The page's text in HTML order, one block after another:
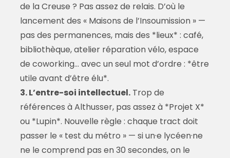
de la Creuse ? Pas assez de relais. D’où le
lancement des « Maisons de l’Insoumission » —
pas des permanences, mais des *lieux* : café,
bibliothèque, atelier réparation vélo, espace
de coworking… avec un seul mot d’ordre : *être
utile avant d’être élu*.
3. L’entre-soi intellectuel.Trop de
références à Althusser, pas assez à *Projet X*
ou *Lupin*. Nouvelle règle : chaque tract doit
passer le « test du métro » — si un·e lycéen·ne
ne le comprend pas en 30 secondes, on le